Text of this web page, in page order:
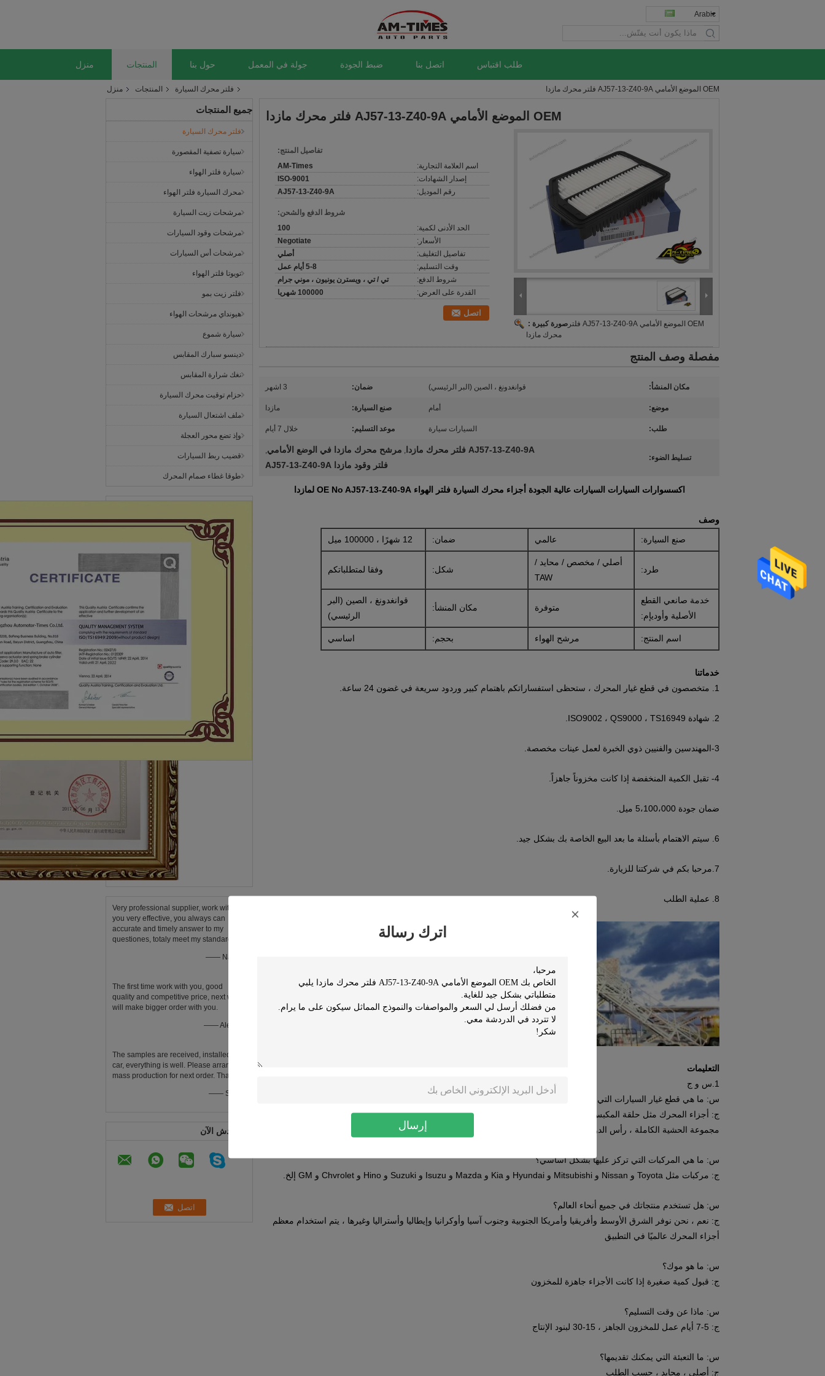
اترك رسالة
إرسال
Arabic
search
منزل المنتجات حول بنا جولة في المعمل ضبط الجودة اتصل بنا طلب اقتباس
منزل المنتجات فلتر محرك السيارة OEM الموضع الأمامي AJ57-13-Z40-9A فلتر محرك مازدا
جميع المنتجات
فلتر محرك السيارة
سيارة تصفية المقصورة
سيارة فلتر الهواء
محرك السيارة فلتر الهواء
مرشحات زيت السيارة
مرشحات وقود السيارات
مرشحات أس السيارات
تويوتا فلتر الهواء
فلتر زيت بمو
هيونداي مرشحات الهواء
سيارة شموع
دينسو سبارك المقابس
نغك شرارة المقابس
حزام توقيت محرك السيارة
ملف اشتعال السيارة
وإذ تضع محور العجلة
قضيب ربط السيارات
طوقا غطاء صمام المحرك
Very professional supplier, work with
you very effective, you always can
accurate and timely answer to my
questiones, totaly meet my standard!
—— Natalia
The first time work with you, good
quality and competitive price, next week
will make bigger order with you.
—— Aleksey
The samples are received, installed in
car, everything is well. Please arrange
mass production for next order. Thanks.
—— Shally
ابن دردش الآن
OEM الموضع الأمامي AJ57-13-Z40-9A فلتر محرك مازدا
صورة كبيرة : OEM الموضع الأمامي AJ57-13-Z40-9A فلتر
محرك مازدا
تفاصيل المنتج:
اسم العلامة التجارية:
AM-Times
إصدار الشهادات:
ISO-9001
رقم الموديل:
AJ57-13-Z40-9A
شروط الدفع والشحن:
الحد الأدنى لكمية:
100
الأسعار:
Negotiate
تفاصيل التغليف:
أصلي
وقت التسليم:
5-8 أيام عمل
شروط الدفع:
تي / تي ، ويسترن يونيون ، موني جرام
القدرة على العرض:
100000 شهريا
اتصل
مفصلة وصف المنتج
مكان المنشأ: قوانغدونغ ، الصين (البر الرئيسي) ضمان: 3 اشهر
موضع: أمام صنع السيارة: مازدا
طلب: السيارات سيارة موعد التسليم: خلال 7 أيام
تسليط الضوء:
AJ57-13-Z40-9A فلتر محرك مازدا , مرشح محرك مازدا في الوضع الأمامي,
فلتر وقود مازدا AJ57-13-Z40-9A
اكسسوارات السيارات السيارات عالية الجودة أجزاء محرك السيارة فلتر الهواء OE No AJ57-13-Z40-9A لمازدا
وصف
صنع السيارة:
عالمي ضمان: 12 شهرًا ، 100000 ميل
طرد:
أصلي / مخصص / محايد /
TAW
شكل: وفقا لمتطلباتكم
خدمة صانعي القطع
الأصلية وأوديإم:
متوفرة مكان المنشأ:
قوانغدونغ ، الصين (البر
الرئيسي)
اسم المنتج: مرشح الهواء بحجم: اساسي
خدماتنا
1. متخصصون في قطع غيار المحرك ، ستحظى استفساراتكم باهتمام كبير وردود سريعة في غضون 24 ساعة.
2. شهادة ISO9002 ، QS9000 ، TS16949.
3-المهندسين والفنيين ذوي الخبرة لعمل عينات مخصصة.
4- تقبل الكمية المنخفضة إذا كانت مخزوناً جاهزاً.
ضمان جودة 5،100،000 ميل.
6. سيتم الاهتمام بأسئلة ما بعد البيع الخاصة بك بشكل جيد.
7.مرحبا بكم في شركتنا للزيارة.
8. عملية الطلب
التعليمات
1.س و ج
س: ما هي قطع غيار السيارات التي تزودونها؟
ج: أجزاء المحرك مثل حلقة المكبس ، المكبس ، المحامل ، بطانة الأسطوانة ، حشية الرأس ، حشية غطاء الصمام ، ختم الزيت ،
مجموعة الحشية الكاملة ، رأس الدوار ، غمازة الصمام ، قضيب التوصيل ، الفوهة وما إلى ذلك.
س: ما هي المركبات التي تركز عليها بشكل أساسي؟
ج: مركبات مثل Toyota و Nissan و Mitsubishi و Hyundai و Kia و Mazda و Isuzu و Suzuki و Hino و Chvrolet و GM إلخ.
س: هل تستخدم منتجاتك في جميع أنحاء العالم؟
ج: نعم ، نحن نوفر الشرق الأوسط وأفريقيا وأمريكا الجنوبية وجنوب آسيا وأوكرانيا وإيطاليا وأستراليا وغيرها ، يتم استخدام معظم
أجزاء المحرك عالميًا في التطبيق
س: ما هو موك؟
ج: قبول كمية صغيرة إذا كانت الأجزاء جاهزة للمخزون
س: ماذا عن وقت التسليم؟
ج: 5-7 أيام عمل للمخزون الجاهز ، 15-30 لبنود الإنتاج
س: ما التعبئة التي يمكنك تقديمها؟
ج: أصلي ، محايد ، حسب الطلب